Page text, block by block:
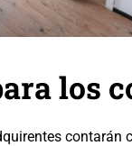
los
contarán